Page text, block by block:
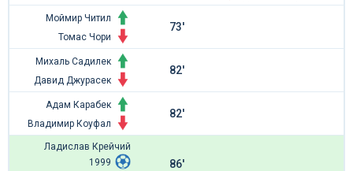
Моймир Читил
Томас Чори
73'
Михаль Садилек
Давид Джурасек
82'
Адам Карабек
Владимир Коуфал
82'
Ладислав Крейчий
1999
86'